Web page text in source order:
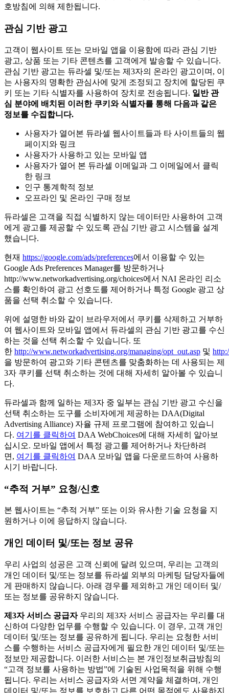
호방침에 의해 제한됩니다.
관심 기반 광고
고객이 웹사이트 또는 모바일 앱을 이용함에 따라 관심 기반
광고, 상품 또는 기타 콘텐츠를 고객에게 발송할 수 있습니다.
관심 기반 광고는 듀라셀 및/또는 제3자의 온라인 광고이며, 이
는 사용자의 명확한 관심사에 맞게 조정되고 장치에 할당된 쿠
키 또는 기타 식별자를 사용하여 장치로 전송됩니다. 일반 관
심 분야에 배치된 이러한 쿠키와 식별자를 통해 다음과 같은
정보를 수집합니다.
사용자가 열어본 듀라셀 웹사이트들과 타 사이트들의 웹
페이지와 링크
사용자가 사용하고 있는 모바일 앱
사용자가 열어 본 듀라셀 이메일과 그 이메일에서 클릭
한 링크
인구 통계학적 정보
오프라인 및 온라인 구매 정보
듀라셀은 고객을 직접 식별하지 않는 데이터만 사용하여 고객
에게 광고를 제공할 수 있도록 관심 기반 광고 시스템을 설계
했습니다.
현재 https://google.com/ads/preferences에서 이용할 수 있는
Google Ads Preferences Manager를 방문하거나
http://www.networkadvertising.org/choices에서 NAI 온라인 리소
스를 확인하여 광고 선호도를 제어하거나 특정 Google 광고 상
품을 선택 취소할 수 있습니다.
위에 설명한 바와 같이 브라우저에서 쿠키를 삭제하고 거부하
여 웹사이트와 모바일 앱에서 듀라셀의 관심 기반 광고를 수신
하는 것을 선택 취소할 수 있습니다. 또
한 http://www.networkadvertising.org/managing/opt_out.asp 및
을 방문하여 광고와 기타 콘텐츠를 맞춤화하는 데 사용되는 제
3자 쿠키를 선택 취소하는 것에 대해 자세히 알아볼 수 있습니
다.
듀라셀과 함께 일하는 제3자 중 일부는 관심 기반 광고 수신을
선택 취소하는 도구를 소비자에게 제공하는 DAA(Digital
Advertising Alliance) 자율 규제 프로그램에 참여하고 있습니
다. 여기를 클릭하여 DAA WebChoices에 대해 자세히 알아보
십시오. 모바일 앱에서 특정 광고를 제어하거나 차단하려
면, 여기를 클릭하여 DAA 모바일 앱을 다운로드하여 사용하
시기 바랍니다.
“추적 거부” 요청/신호
본 웹사이트는 “추적 거부” 또는 이와 유사한 기술 요청을 지
원하거나 이에 응답하지 않습니다.
개인 데이터 및/또는 정보 공유
우리 사업의 성공은 고객 신뢰에 달려 있으며, 우리는 고객의
개인 데이터 및/또는 정보를 듀라셀 외부의 마케팅 담당자들에
게 판매하지 않습니다. 아래 경우를 제외하고 개인 데이터 및/
또는 정보를 공유하지 않습니다.
제3자 서비스 공급자우리의 제3자 서비스 공급자는 우리를 대
신하여 다양한 업무를 수행할 수 있습니다. 이 경우, 고객 개인
데이터 및/또는 정보를 공유하게 됩니다. 우리는 요청한 서비
스를 수행하는 서비스 공급자에게 필요한 개인 데이터 및/또는
정보만 제공합니다. 이러한 서비스는 본 개인정보취급방침의
“고객 정보를 사용하는 방법”에 기술된 사업목적을 위해 수행
됩니다. 우리는 서비스 공급자와 서면 계약을 체결하며, 개인
데이터 및/또는 정보를 보호하고 다른 어떤 목적에도 사용하지